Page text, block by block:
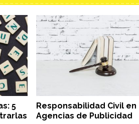
5
Responsabilidad Civil en
Agencias de Publicidad